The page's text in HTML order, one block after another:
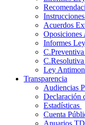
Acuerdos
Informes
Ley
Transparencia
Audiencias
Declaración
Estadísticas
Cuenta